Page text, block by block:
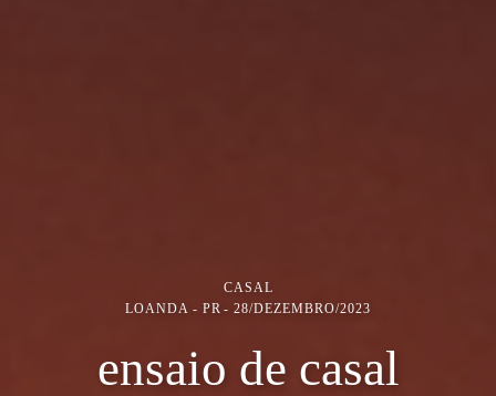
CASAL
LOANDA - PR
28/DEZEMBRO/2023
ensaio de casal